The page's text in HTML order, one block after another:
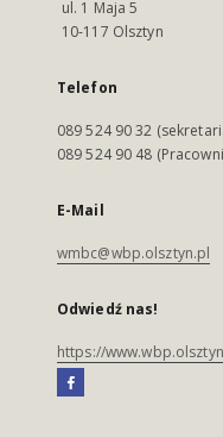
ul. 1 Maja 5
10-117 Olsztyn
Telefon
089 524 90 32
089 524 90 48
E-Mail
wmbc@wbp.olsztyn.pl
Odwiedź nas!
https://